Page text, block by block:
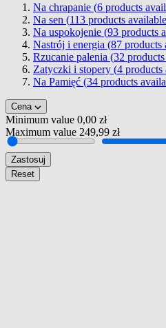
Na chrapanie (6 products
Na sen (113 products available
Na uspokojenie (93 products
Nastrój i energia (87 products
Rzucanie palenia (32
Zatyczki i stopery (4 products
Na Pamięć (34 products
Cena
Minimum value 0,00 zł
Maximum value 249,99 zł
Zastosuj
Reset